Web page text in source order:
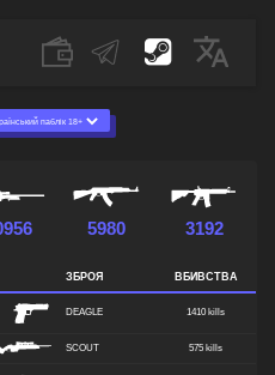
5980 3192
ЗБРОЯ ВБИВСТВА
DEAGLE 1410 kills
SCOUT 575 kills